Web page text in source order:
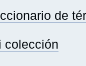
de
colección